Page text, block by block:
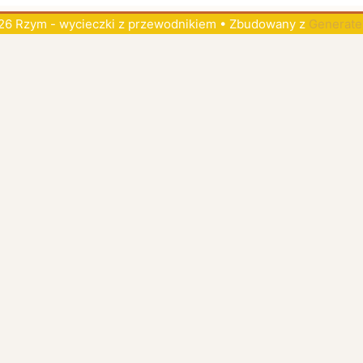
Rzym - wycieczki z przewodnikiem • Zbudowany z